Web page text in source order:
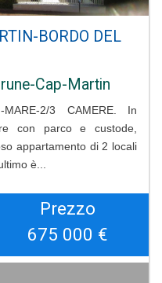
BORDO DEL
Cap-Martin
MARE-2/3 CAMERE. In
con parco e custode,
appartamento di 2 locali
è...
Prezzo
675 000 €